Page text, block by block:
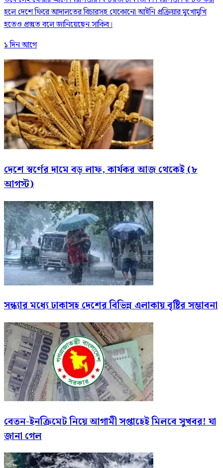
হলে দেশে ফিরে আদালতের বিচারসহ যেকোনো আইনি প্রক্রিয়ার মুখোমুখি
হতেও প্রস্তুত বলে জানিয়েছেন সাকিব।
১ দিন আগে
দেশে স্বর্ণের দামে বড় লাফ, কার্যকর আজ থেকেই (৮
আগস্ট)
সন্ধ্যার মধ্যে ঢাকাসহ দেশের বিভিন্ন এলাকায় বৃষ্টির সম্ভাবনা
বেতন-ইনক্রিমেট নিয়ে আগামী সপ্তাহেই মিলবে সুখবর! যা
জানা গেল